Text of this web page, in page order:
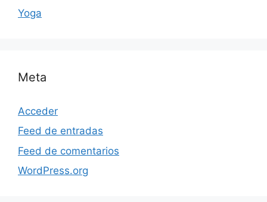
Yoga
Meta
Acceder
Feed de entradas
Feed de comentarios
WordPress.org